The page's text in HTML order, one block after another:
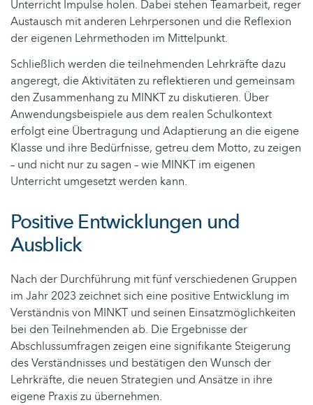
Unterricht Impulse holen. Dabei stehen Teamarbeit, reger
Austausch mit anderen Lehrpersonen und die Reflexion
der eigenen Lehrmethoden im Mittelpunkt.
Schließlich werden die teilnehmenden Lehrkräfte dazu
angeregt, die Aktivitäten zu reflektieren und gemeinsam
den Zusammenhang zu MINKT zu diskutieren. Über
Anwendungsbeispiele aus dem realen Schulkontext
erfolgt eine Übertragung und Adaptierung an die eigene
Klasse und ihre Bedürfnisse, getreu dem Motto, zu zeigen
– und nicht nur zu sagen – wie MINKT im eigenen
Unterricht umgesetzt werden kann.
Positive Entwicklungen und
Ausblick
Nach der Durchführung mit fünf verschiedenen Gruppen
im Jahr 2023 zeichnet sich eine positive Entwicklung im
Verständnis von MINKT und seinen Einsatzmöglichkeiten
bei den Teilnehmenden ab. Die Ergebnisse der
Abschlussumfragen zeigen eine signifikante Steigerung
des Verständnisses und bestätigen den Wunsch der
Lehrkräfte, die neuen Strategien und Ansätze in ihre
eigene Praxis zu übernehmen.